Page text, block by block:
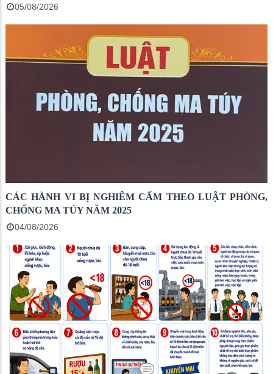
05/08/2026
CÁC HÀNH VI BỊ NGHIÊM CẤM THEO LUẬT PHÒNG,
CHỐNG MA TÚY NĂM 2025
04/08/2026